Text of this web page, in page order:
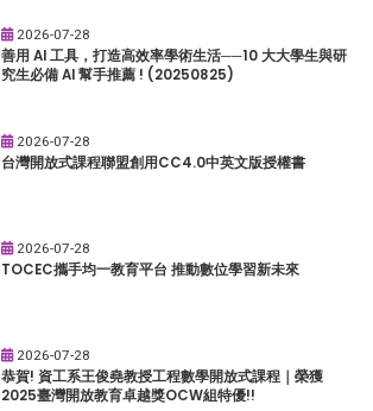
2026-07-28
善用 AI 工具，打造高效率學術生活──10 大大學生與研
究生必備 AI 幫手推薦 ! (20250825)
2026-07-28
台灣開放式課程聯盟創用CC4.0中英文版授權書
2026-07-28
TOCEC攜手均一教育平台 推動數位學習新未來
2026-07-28
恭賀! 資工系王俊堯教授工程數學開放式課程｜榮獲
2025臺灣開放教育卓越獎OCW組特優!!